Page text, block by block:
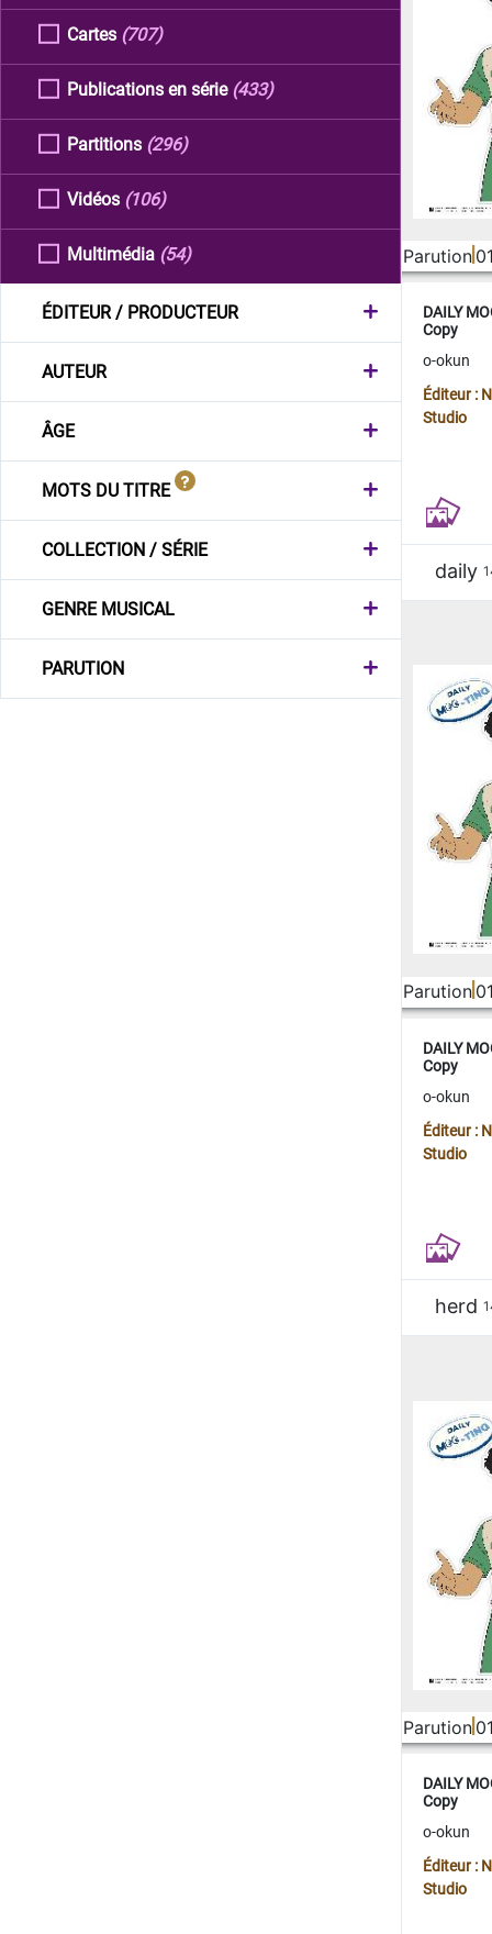
Cartes (707)
Publications en série (433)
Partitions (296)
Vidéos (106)
Multimédia (54)
ÉDITEUR / PRODUCTEUR
AUTEUR
ÂGE
MOTS DU TITRE
COLLECTION / SÉRIE
GENRE MUSICAL
PARUTION
Parution
DAILY
Copy
o-okun
Éditeur :
Studio
daily
Parution
DAILY
Copy
o-okun
Éditeur :
Studio
herd
Parution
DAILY
Copy
o-okun
Éditeur :
Studio